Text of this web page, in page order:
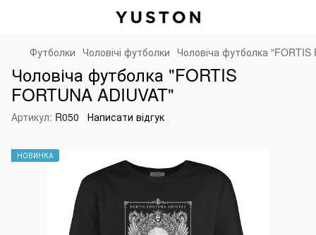
Футболки Чоловічі футболки Чоловіча футболка "FORTIS
Чоловіча футболка "FORTIS
FORTUNA ADIUVAT"
Артикул: R050 Написати відгук
НОВИНКА